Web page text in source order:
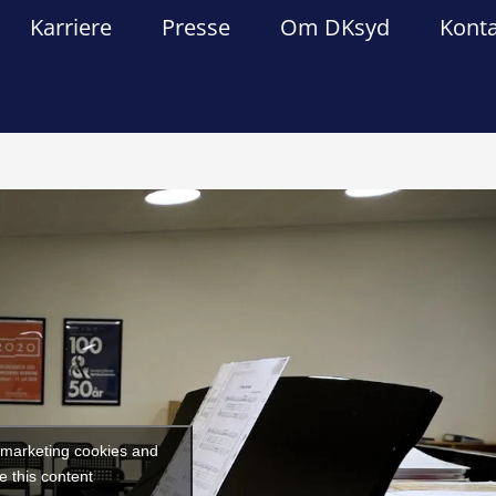
Karriere Presse Om DKsyd
cookies and
this content